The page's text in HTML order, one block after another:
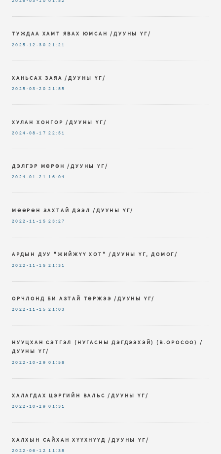
ТУЖДАА ХАМТ ЯВАХ ЮМСАН /ДУУНЫ ҮГ/
2025-12-30 21:21
ХАНЬСАХ ЗАЯА /ДУУНЫ ҮГ/
2025-03-20 21:55
ХУЛАН ХОНГОР /ДУУНЫ ҮГ/
2024-08-17 22:51
ДЭЛГЭР МӨРӨН /ДУУНЫ ҮГ/
2024-01-21 16:04
МӨӨРӨН ЗАХТАЙ ДЭЭЛ /ДУУНЫ ҮГ/
2022-11-15 23:27
АРДЫН ДУУ "ЖИЙЖҮҮ ХОТ" /ДУУНЫ ҮГ, ДОМОГ/
2022-11-15 21:31
ОРЧЛОНД БИ АЗТАЙ ТӨРЖЭЭ /ДУУНЫ ҮГ/
2022-11-15 21:03
НУУЦХАН СЭТГЭЛ (НУГАСНЫ ДЭГДЭЭХЭЙ) (В.ОРОСОО) /
ДУУНЫ ҮГ/
2022-10-29 01:58
ХАЛАГДАХ ЦЭРГИЙН ВАЛЬС /ДУУНЫ ҮГ/
2022-10-29 01:31
ХАЛХЫН САЙХАН ХҮҮХНҮҮД /ДУУНЫ ҮГ/
2022-06-12 11:38